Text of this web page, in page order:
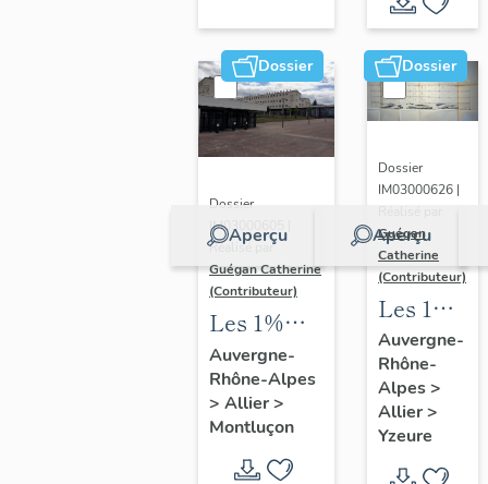
de Nerdre,
puis lycée
Maurice-
actuellement
immeuble
à
logements,
boutiques,
ateliers et
école
Dossier
Aperçu
Dossier
IM03000605 |
Réalisé par
Guégan Catherine
(Contributeur)
Les 1%
artistiques
de l'école
nationale
professionnelle
Auvergne-
Rhône-Alpes
> Allier>
Montluçon
Dossier
Aperçu
Dossier
IM03000626 |
Guégan
Catherine
(Contributeur)
Les 1%
artistiques
du lycée
Jean-
Monnet
d'Yzeure
Auvergne-
Rhône-
Alpes>
Allier>
Yzeure